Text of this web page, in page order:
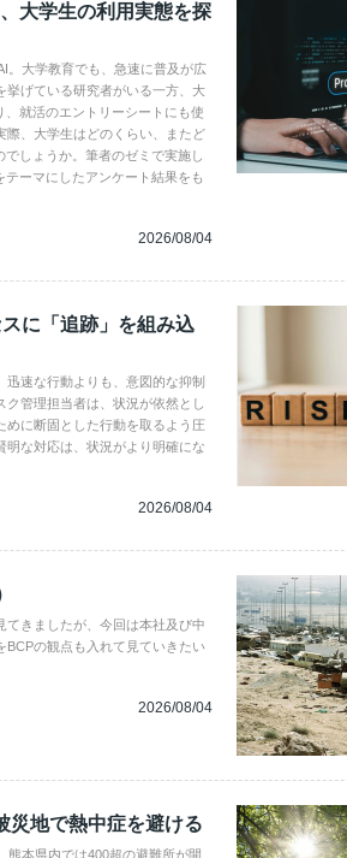
大学生の利用実態を探
。大学教育でも、急速に普及が広
挙げている研究者がいる一方、大
就活のエントリーシートにも使
際、大学生はどのくらい、またど
しょうか。筆者のゼミで実施し
ーマにしたアンケート結果をも
2026/08/04
に「追跡」を組み込
速な行動よりも、意図的な抑制
管理担当者は、状況が依然とし
めに断固とした行動を取るよう圧
明な対応は、状況がより明確にな
2026/08/04
きましたが、今回は本社及び中
BCPの観点も入れて見ていきたい
2026/08/04
地で熱中症を避ける
熊本県内では400超の避難所が開